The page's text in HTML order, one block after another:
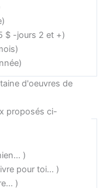
$ -jours 2 et +)
d'oeuvres de
proposés ci-
)
pour toi... )
)